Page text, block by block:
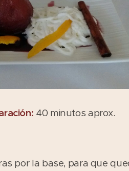
40 minutos aprox.
por la base, para que